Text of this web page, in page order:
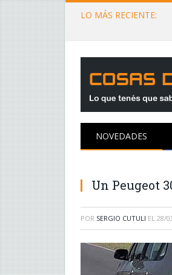
LO MÁS RECIENTE:
NOVEDADES
Un Peugeot
POR SERGIO CUTULI EL 28/